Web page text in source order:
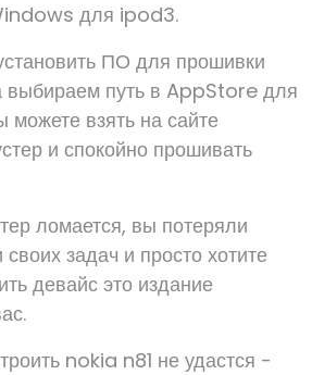
для ipod3.
ПО для прошивки
путь в AppStore для
взять на сайте
и спокойно прошивать
ломается, вы потеряли
задач и просто хотите
девайс это издание
nokia n81 не удастся -